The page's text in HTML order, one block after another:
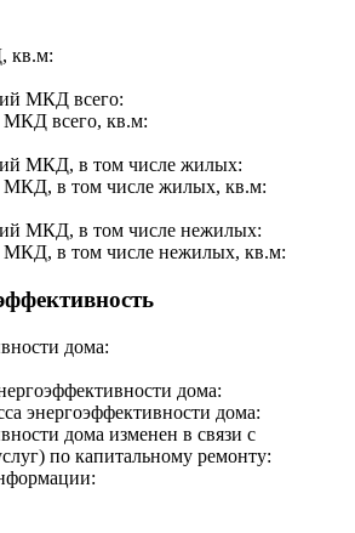
кв.м:
МКД всего:
всего, кв.м:
МКД, в том числе жилых:
в том числе жилых, кв.м:
МКД, в том числе нежилых:
в том числе нежилых, кв.м:
дома:
дома:
энергоэффективности дома:
дома изменен в связи с
по капитальному ремонту: